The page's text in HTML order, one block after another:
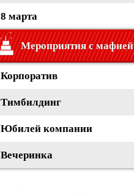
8 марта
Мероприятия с мафией
Корпоратив
Тимбилдинг
Юбилей компании
Вечеринка